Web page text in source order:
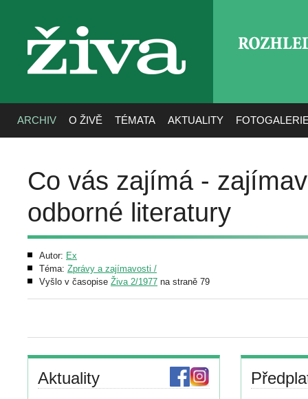
živa
ARCHIV O ŽIVĚ TÉMATA AKTUALITY
Co vás zajímá -
odborné literatury
Autor: Ex
Téma: Zprávy a zajímavosti /
Vyšlo v časopise Živa 2/1977 na straně 79
Aktuality